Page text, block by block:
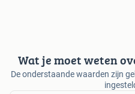
Wat je moet weten
De onderstaande waarden zijn